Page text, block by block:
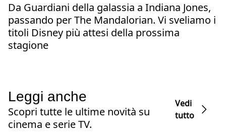
Da Guardiani della galassia a Indiana Jones,
passando per The Mandalorian. Vi sveliamo i
titoli Disney più attesi della prossima
stagione
Leggi anche
Scopri tutte le ultime novità su
cinema e serie TV.
Vedi
tutto